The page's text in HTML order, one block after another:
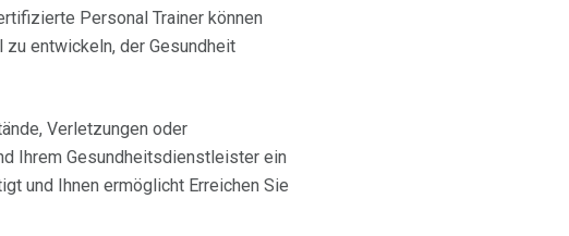
Personal Trainer können
entwickeln, der Gesundheit
Verletzungen oder
Ihrem Gesundheitsdienstleister ein
und Ihnen ermöglicht Erreichen Sie